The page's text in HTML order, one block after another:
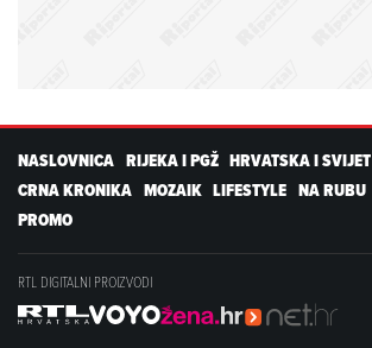
NASLOVNICA RIJEKA I PGŽ HRVATSKA I SVIJET
CRNA KRONIKA MOZAIK LIFESTYLE NA RUBU
PROMO
RTL DIGITALNI PROIZVODI